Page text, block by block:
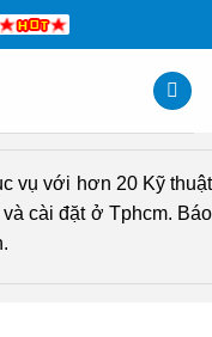
vụ với hơn 20 Kỹ thuật
cài đặt ở Tphcm. Báo